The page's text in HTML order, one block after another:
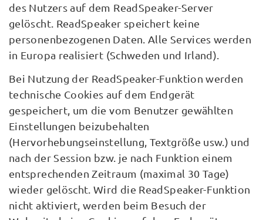
des Nutzers auf dem ReadSpeaker-Server
gelöscht. ReadSpeaker speichert keine
personenbezogenen Daten. Alle Services werden
in Europa realisiert (Schweden und Irland).
Bei Nutzung der ReadSpeaker-Funktion werden
technische Cookies auf dem Endgerät
gespeichert, um die vom Benutzer gewählten
Einstellungen beizubehalten
(Hervorhebungseinstellung, Textgröße usw.) und
nach der Session bzw. je nach Funktion einem
entsprechenden Zeitraum (maximal 30 Tage)
wieder gelöscht. Wird die ReadSpeaker-Funktion
nicht aktiviert, werden beim Besuch der